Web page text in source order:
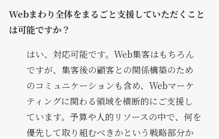
Webまわり全体をまるごと支援していただくこと
は可能ですか？
はい、対応可能です。Web集客はもちろん
ですが、集客後の顧客との関係構築のため
のコミュニケーションも含め、Webマーケ
ティングに関わる領域を横断的にご支援し
ています。予算や人的リソースの中で、何を
優先して取り組むべきかという戦略部分か